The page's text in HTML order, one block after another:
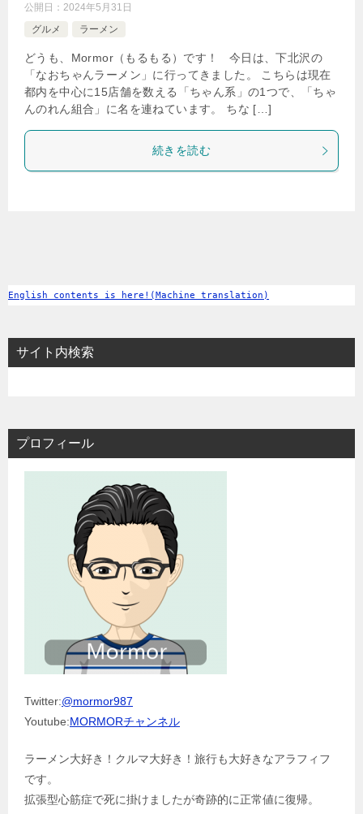
公開日： 2024年5月31日
グルメ
ラーメン
どうも、Mormor（もるもる）です！ 今日は、下北沢の
「なおちゃんラーメン」に行ってきました。 こちらは現在
都内を中心に15店舗を数える「ちゃん系」の1つで、「ちゃ
んのれん組合」に名を連ねています。 ちな […]
続きを読む
English contents is here!(Machine translation)
サイト内検索
プロフィール
Twitter:@mormor987
Youtube:MORMORチャンネル
ラーメン大好き！クルマ大好き！旅行も大好きなアラフィフ
です。
拡張型心筋症で死に掛けましたが奇跡的に正常値に復帰。